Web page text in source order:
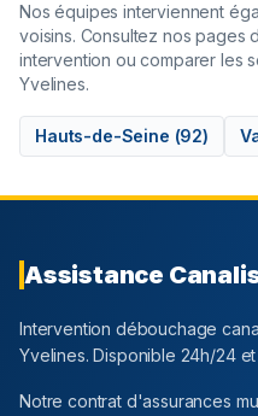
Nos équipes interviennent
voisins. Consultez nos pages
intervention ou comparer les
Yvelines.
Hauts-de-Seine (92)
Assistance
Intervention débouchage
Yvelines. Disponible 24h/24
Notre contrat d'assurances